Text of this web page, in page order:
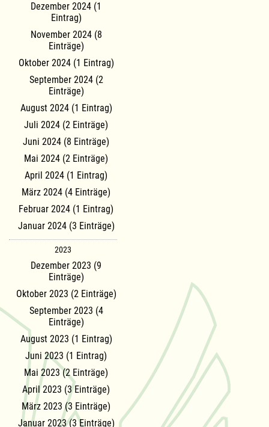
Dezember 2024 (1
Eintrag)
November 2024 (8
Einträge)
Oktober 2024 (1 Eintrag)
September 2024 (2
Einträge)
August 2024 (1 Eintrag)
Juli 2024 (2 Einträge)
Juni 2024 (8 Einträge)
Mai 2024 (2 Einträge)
April 2024 (1 Eintrag)
März 2024 (4 Einträge)
Februar 2024 (1 Eintrag)
Januar 2024 (3 Einträge)
2023
Dezember 2023 (9
Einträge)
Oktober 2023 (2 Einträge)
September 2023 (4
Einträge)
August 2023 (1 Eintrag)
Juni 2023 (1 Eintrag)
Mai 2023 (2 Einträge)
April 2023 (3 Einträge)
März 2023 (3 Einträge)
Januar 2023 (3 Einträge)